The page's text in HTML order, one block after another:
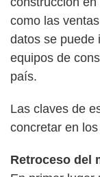
como las
datos se puede
equipos de
país.
Las claves de
concretar en
Retroceso del